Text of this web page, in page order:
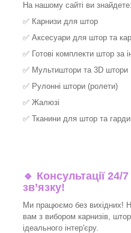
На нашому сайті ви знайдете:
✅ Карнизи для штор
✅ Аксесуари для штор та
✅ Готові комплекти штор за
✅ Мультиштори та 3D штори
✅ Рулонні штори (ролети)
✅ Жалюзі
✅ Тканини для штор та
🔹 Консультації
зв’язку!
Ми працюємо без вихідних!
вам з вибором карнизів,
ідеального інтер'єру.​